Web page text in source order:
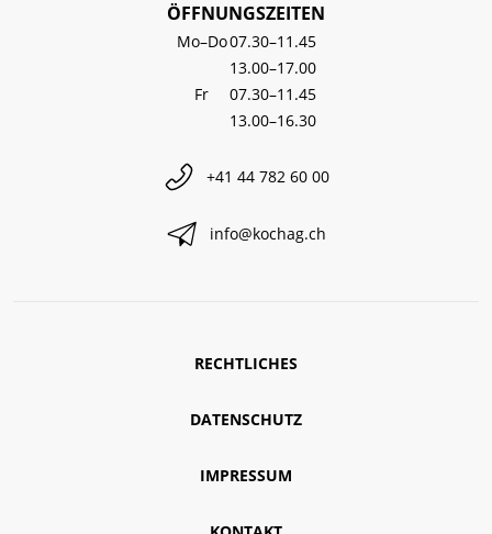
ÖFFNUNGSZEITEN
Mo–Do07.30–11.45
13.00–17.00
Fr
07.30–11.45
13.00–16.30
+41 44 782 60 00
info@kochag.ch
RECHTLICHES
DATENSCHUTZ
IMPRESSUM